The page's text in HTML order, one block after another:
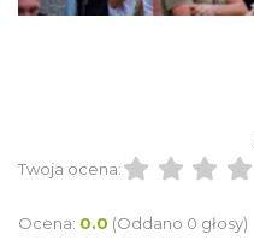
18.38 km
Twoja ocena:
Ocena: 0.0 (Oddano 0 głosy)